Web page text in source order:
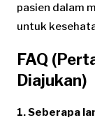
pasien dalam
untuk
FAQ
Diajukan)
1. Seberapa